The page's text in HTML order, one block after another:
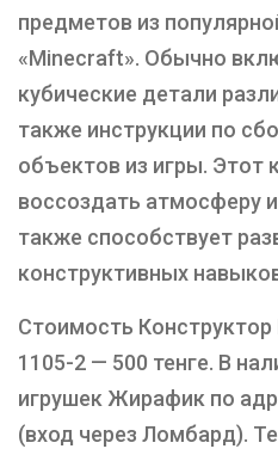
предметов из
«Minecraft». Обычно
кубические детали
также инструкции по
объектов из игры. Этот
воссоздать атмосферу
также способствует
конструктивных
Стоимость
1105-2 — 500 тенге. В
игрушек Жирафик по
(вход через Ломбард).